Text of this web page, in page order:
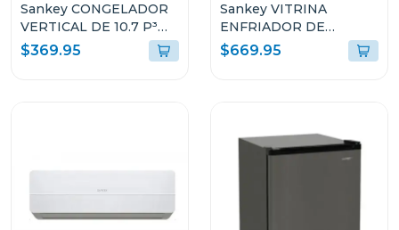
Sankey CONGELADOR
VERTICAL DE 10.7 P³
RFC1301
$369.95
Sankey VITRINA
ENFRIADOR DE
20CUFT RFD20N
$669.95